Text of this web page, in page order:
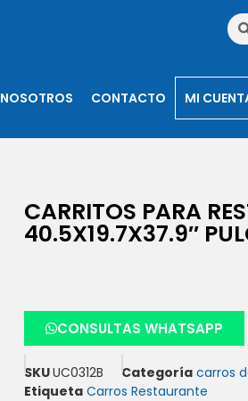
NOSOTROS CONTACTO MI
CARRITOS PARA
40.5X19.7X37.9″
CONSULTAS WHATSAPP
SKUUC0312B Categoría carros
Etiqueta Carros Restaurante